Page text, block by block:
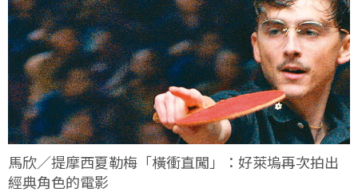
馬欣／提摩西夏勒梅「橫衝直闖」：好萊塢再次拍出
經典角色的電影